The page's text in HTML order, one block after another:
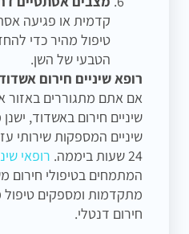
קדמית או פגיעה
טיפול מהיר כדי
הטבעי של השן.
רופא שיניים חירום
אם אתם מתגוררים באזור
שיניים חירום באשדוד,
שיניים המספקות שירותי
24 שעות ביממה.
רופאי
המתמחים בטיפולי חירום
מתקדמות ומספקים טיפול
חירום דנטלי.